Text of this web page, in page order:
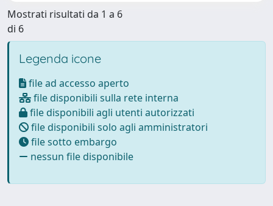
Mostrati risultati da 1 a 6
di 6
Legenda icone
file ad accesso aperto
file disponibili sulla rete interna
file disponibili agli utenti autorizzati
file disponibili solo agli amministratori
file sotto embargo
nessun file disponibile